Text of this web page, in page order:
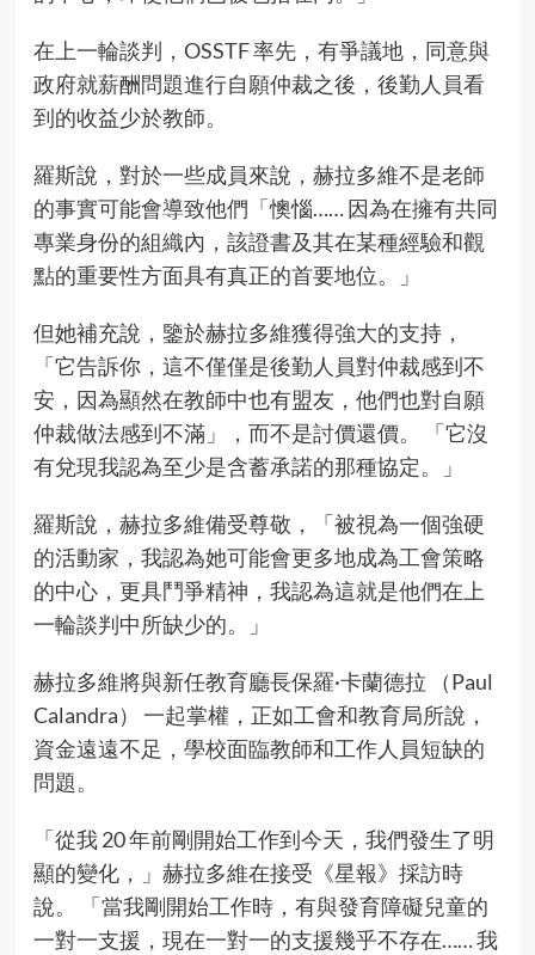
在上一輪談判，OSSTF 率先，有爭議地，同意與
政府就薪酬問題進行自願仲裁之後，後勤人員看
到的收益少於教師。
羅斯說，對於一些成員來說，赫拉多維不是老師
的事實可能會導致他們「懊惱…… 因為在擁有共同
專業身份的組織內，該證書及其在某種經驗和觀
點的重要性方面具有真正的首要地位。」
但她補充說，鑒於赫拉多維獲得強大的支持，
「它告訴你，這不僅僅是後勤人員對仲裁感到不
安，因為顯然在教師中也有盟友，他們也對自願
仲裁做法感到不滿」，而不是討價還價。 「它沒
有兌現我認為至少是含蓄承諾的那種協定。」
羅斯說，赫拉多維備受尊敬，「被視為一個強硬
的活動家，我認為她可能會更多地成為工會策略
的中心，更具鬥爭精神，我認為這就是他們在上
一輪談判中所缺少的。」
赫拉多維將與新任教育廳長保羅·卡蘭德拉 （Paul
Calandra） 一起掌權，正如工會和教育局所說，
資金遠遠不足，學校面臨教師和工作人員短缺的
問題。
「從我 20 年前剛開始工作到今天，我們發生了明
顯的變化，」赫拉多維在接受《星報》採訪時
說。 「當我剛開始工作時，有與發育障礙兒童的
一對一支援，現在一對一的支援幾乎不存在…… 我